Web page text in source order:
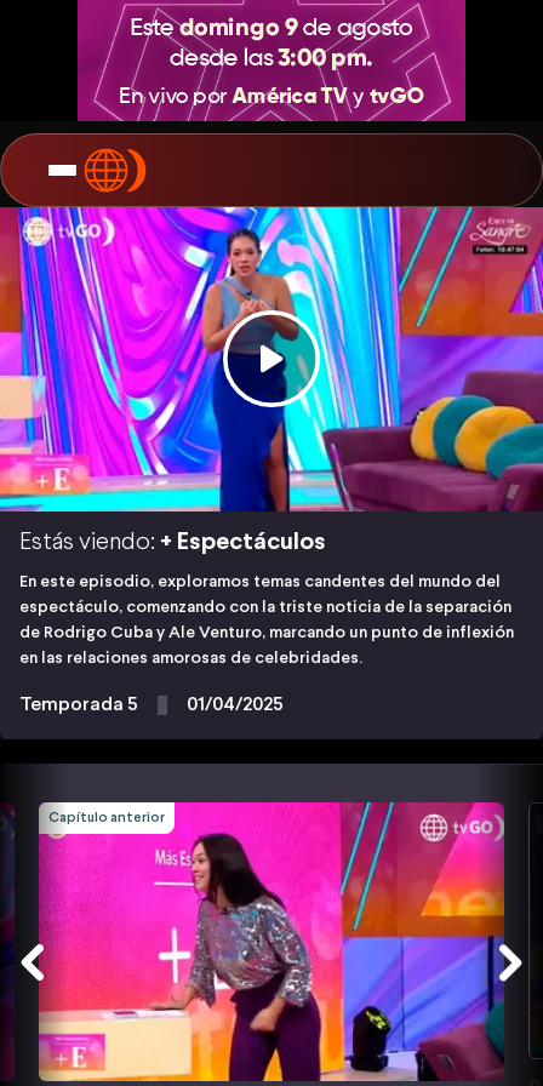
Estás viendo: + Espectáculos
En este episodio, exploramos temas candentes del mundo del
espectáculo, comenzando con la triste noticia de la separación
de Rodrigo Cuba y Ale Venturo, marcando un punto de inflexión
en las relaciones amorosas de celebridades.
Temporada 5 01/04/2025
Capítulo anterior